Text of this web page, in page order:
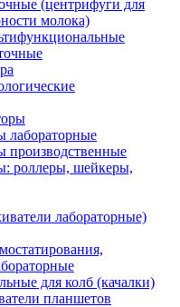
(центрифуги для
молока)
лабораторные
производственные
роллеры, шейкеры,
лабораторные)
для колб (качалки)
планшетов